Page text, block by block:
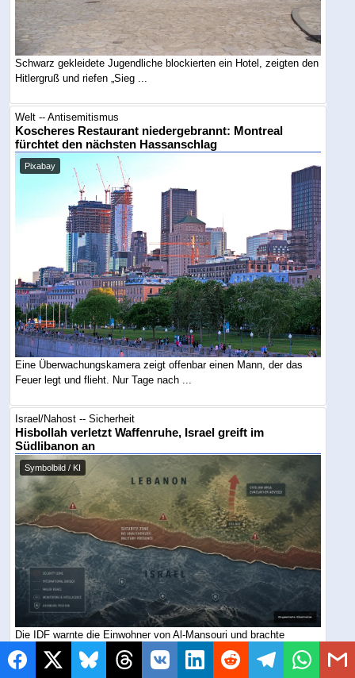
Schwarz gekleidete Jugendliche blockierten ein Hotel, zeigten den
Hitlergruß und riefen „Sieg ...
Welt -- Antisemitismus
Koscheres Restaurant niedergebrannt: Montreal
fürchtet den nächsten Hassanschlag
Pixabay
Eine Überwachungskamera zeigt offenbar einen Mann, der das
Feuer legt und flieht. Nur Tage nach ...
Israel/Nahost -- Sicherheit
Hisbollah verletzt Waffenruhe, Israel greift im
Südlibanon an
Symbolbild / KI
Die IDF warnte die Einwohner von Al-Mansouri und brachte
Zivilisten aus einem weiterhin ...